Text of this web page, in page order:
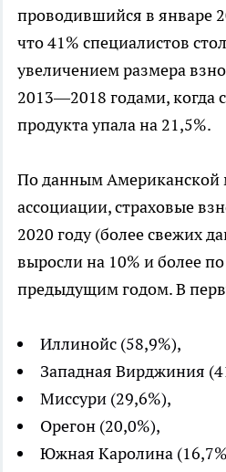
проводившийся в январе
что 41% специалистов
увеличением размера
2013—2018 годами, когда
продукта упала на 21,5%.
По данным Американской
ассоциации, страховые
2020 году (более свежих
выросли на 10% и более
предыдущим годом. В
Иллинойс (58,9%),
Западная Вирджиния
Миссури (29,6%),
Орегон (20,0%),
Южная Каролина